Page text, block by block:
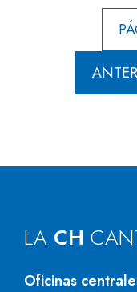
LA CH
Oficinas